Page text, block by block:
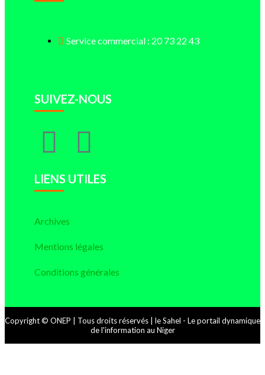
Service commercial : 20 73 22 43
SUIVEZ-NOUS
LIENS UTILES
Archives
Mentions légales
Conditions générales
Copyright © ONEP | Tous droits réservés | le Sahel - Le portail dynamique
de l'information au Niger